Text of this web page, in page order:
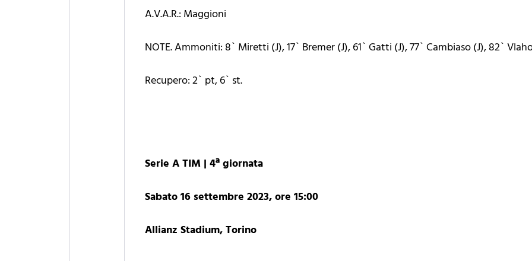
A.V.A.R.: Maggioni
NOTE. Ammoniti: 8` Miretti (J), 17` Bremer (J), 61` Gatti (J), 77` Cambiaso (J), 82`
Recupero: 2` pt, 6` st.
Serie A TIM | 4ª giornata
Sabato 16 settembre 2023, ore 15:00
Allianz Stadium, Torino